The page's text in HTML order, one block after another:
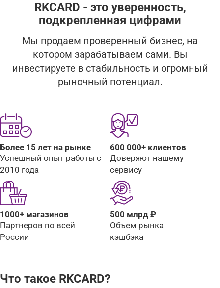
RKCARD - это уверенность,
подкрепленная цифрами
Мы продаем проверенный бизнес, на
котором зарабатываем сами. Вы
инвестируете в стабильность и огромный
рыночный потенциал.
Более 15 лет на рынке
Успешный опыт работы с
2010 года
600 000+ клиентов
Доверяют нашему
сервису
1000+ магазинов
Партнеров по всей
России
500 млрд ₽
Объем рынка
кэшбэка
Что такое RKCARD?